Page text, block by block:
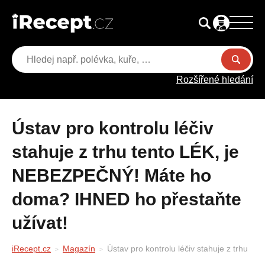
Rozšířené hledání
Ústav pro kontrolu léčiv
stahuje z trhu tento LÉK, je
NEBEZPEČNÝ! Máte ho
doma? IHNED ho přestaňte
užívat!
iRecept.cz Magazín
Ústav pro kontrolu léčiv stahuje z trhu